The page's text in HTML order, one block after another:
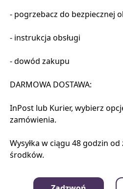
- pogrzebacz do bezpiecznej
- instrukcja obsługi
- dowód zakupu
DARMOWA DOSTAWA:
InPost lub Kurier, wybierz
zamówienia.
Wysyłka w ciągu 48 godzin
środków.
Bezpieczny zakup poprzez